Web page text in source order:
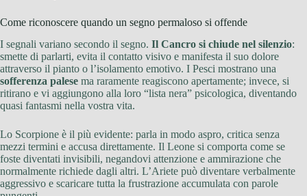
Come riconoscere quando un segno permaloso si offende
I segnali variano secondo il segno. Il Cancro si chiude nel silenzio:
smette di parlarti, evita il contatto visivo e manifesta il suo dolore
attraverso il pianto o l’isolamento emotivo. I Pesci mostrano una
sofferenza palese ma raramente reagiscono apertamente; invece, si
ritirano e vi aggiungono alla loro “lista nera” psicologica, diventando
quasi fantasmi nella vostra vita.
Lo Scorpione è il più evidente: parla in modo aspro, critica senza
mezzi termini e accusa direttamente. Il Leone si comporta come se
foste diventati invisibili, negandovi attenzione e ammirazione che
normalmente richiede dagli altri. L’Ariete può diventare verbalmente
aggressivo e scaricare tutta la frustrazione accumulata con parole